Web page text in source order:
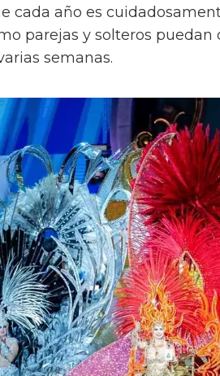
cada año es
parejas y solteros puedan
semanas.